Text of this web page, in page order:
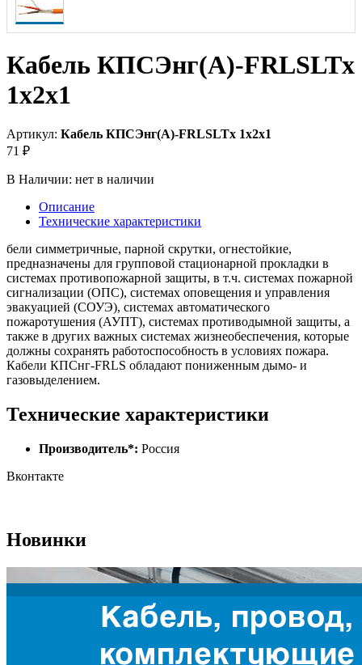
Кабель КПСЭнг(А)-FRLSLTх
1х2х1
Артикул: Кабель КПСЭнг(А)-FRLSLTх 1х2х1
71 ₽
В Наличии: нет в наличии
Описание
Технические характеристики
бели симметричные, парной скрутки, огнестойкие,
предназначены для групповой стационарной прокладки в
системах противопожарной защиты, в т.ч. системах пожарной
сигнализации (ОПС), системах оповещения и управления
эвакуацией (СОУЭ), системах автоматического
пожаротушения (АУПТ), системах противодымной защиты, а
также в других важных системах жизнеобеспечения, которые
должны сохранять работоспособность в условиях пожара.
Кабели КПСнг-FRLS обладают пониженным дымо- и
газовыделением.
Технические характеристики
Производитель*: Россия
Вконтакте
Новинки